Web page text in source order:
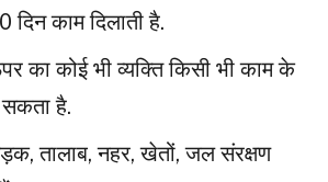
काम दिलाती है.
का कोई भी व्यक्ति किसी भी काम के
है.
तालाब, नहर, खेतों, जल संरक्षण